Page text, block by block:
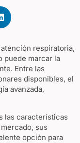
respiratoria,
puede marcar la
Entre las
disponibles, el
avanzada,
las características
sus
opción para